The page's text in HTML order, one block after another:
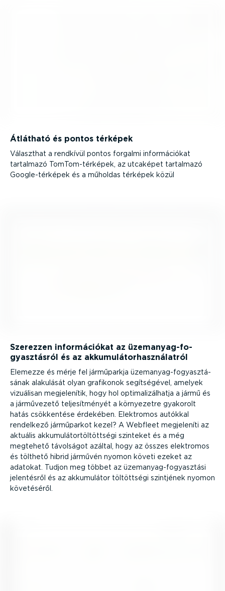
Átlátható és pontos térképek
Választhat a rendkívül pontos forgalmi infor­má­ciókat
tartalmazó TomTom-­tér­képek, az utcaképet tartalmazó
Google-­tér­képek és a műholdas térképek közül
Szerezzen infor­má­ciókat az üzemanyag-­fo­
gyasz­tásról és az akkumu­lá­tor­hasz­ná­latról
Elemezze és mérje fel járműparkja üzemanyag-­fo­gyasz­tá­
sának alakulását olyan grafikonok segít­sé­gével, amelyek
vizuálisan megje­le­nítik, hogy hol optima­li­zál­hatja a jármű és
a járművezető telje­sít­ményét a környezetre gyakorolt
hatás csökkentése érdekében. Elektromos autókkal
rendelkező járműparkot kezel? A Webfleet megjeleníti az
aktuális akkumu­lá­tor­töl­töttségi szinteket és a még
megtehető távolságot azáltal, hogy az összes elektromos
és tölthető hibrid járművén nyomon követi ezeket az
adatokat. Tudjon meg többet az üzemanyag-­fo­gyasztási
jelentésről és az akkumulátor töltöttségi szintjének nyomon
követéséről.